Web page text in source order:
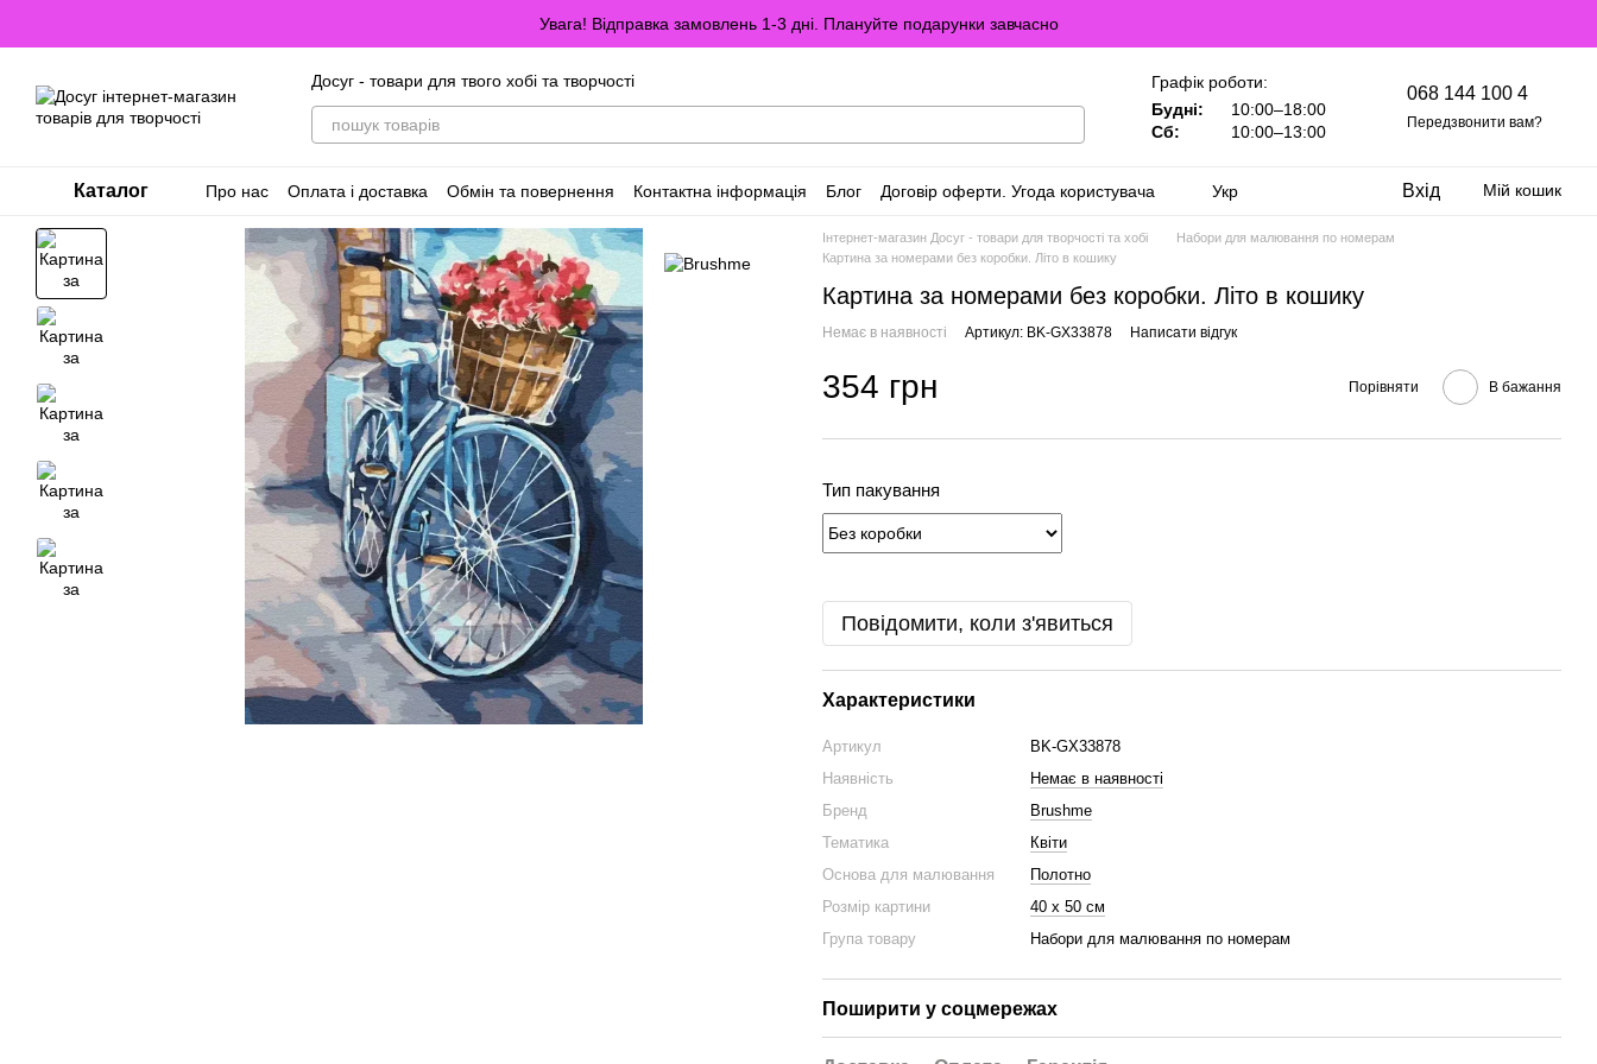
Увага! Відправка замовлень 1-3 дні. Плануйте подарунки завчасно
Досуг - товари для твого хобі та творчості
Графік роботи:
Будні:
10:00–18:00
Сб:
10:00–13:00
068 144 100 4
Передзвонити вам?
Каталог Про нас Оплата і доставка Обмін та повернення Контактна інформація Блог
Договір оферти. Угода користувача
Укр Вхід Мій кошик
Інтернет-магазин Досуг - товари для творчості та хобі
Набори для малювання по номерам
Картина за номерами без коробки. Літо в кошику
Картина за номерами без коробки. Літо в кошику
Немає в наявності Артикул: BK-GX33878 Написати відгук
354 грн Порівняти В бажання
Тип пакування
Повідомити, коли з'явиться
Характеристики
Артикул
BK-GX33878
Наявність
Немає в наявності
Бренд
Brushme
Тематика
Квіти
Основа для малювання
Полотно
Розмір картини
40 х 50 см
Група товару
Набори для малювання по номерам
Поширити у соцмережах